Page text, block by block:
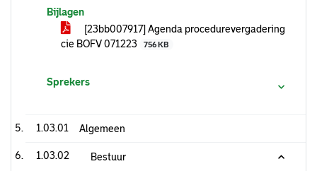
Bijlagen
[23bb007917] Agenda procedurevergadering
cie BOFV 071223
756 KB
Sprekers
1.03.01 Algemeen
1.03.02 Bestuur